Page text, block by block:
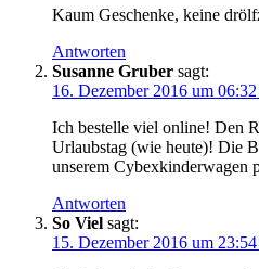
Kaum Geschenke, keine
Antworten
Susanne Gruber sagt:
16. Dezember 2016 um
Ich bestelle viel online! Den
Urlaubstag (wie heute)! Die
unserem Cybexkinderwagen
Antworten
So Viel sagt:
15. Dezember 2016 um